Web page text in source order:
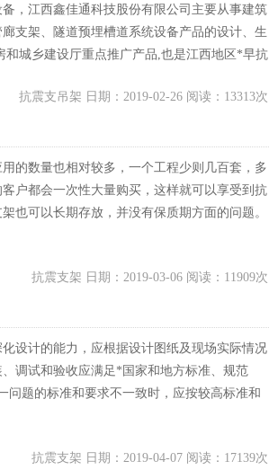
，江西鑫佳通科技股份有限公司主要从事建筑
支架、隧道预埋槽道系统设备产品的设计、生
城乡建设厅重点推广产品,也是江西地区*早抗
抗震支吊架 日期：2019-02-26 阅读：13313次
的数量也相对较多，一个工程少则几百套，多
户都会一次性大量购买，这样就可以享受到抗
也可以长期存放，并没有保质期方面的问题。
抗震支架 日期：2019-03-06 阅读：11909次
设计的能力，应根据设计图纸及现场实际情况
调试和验收应满足*国家和地方标准、规范
题的标准和要求不一致时，应按较高标准和
抗震支架 日期：2019-04-07 阅读：17139次